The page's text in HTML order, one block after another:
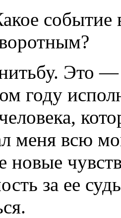
событие
Это —
году
меня всю
новые
за ее